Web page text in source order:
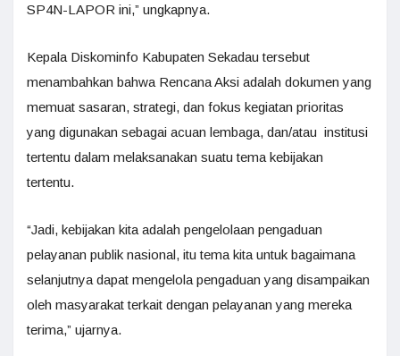
SP4N-LAPOR ini,” ungkapnya.
Kepala Diskominfo Kabupaten Sekadau tersebut
menambahkan bahwa Rencana Aksi adalah dokumen yang
memuat sasaran, strategi, dan fokus kegiatan prioritas
yang digunakan sebagai acuan lembaga, dan/atau institusi
tertentu dalam melaksanakan suatu tema kebijakan
tertentu.
“Jadi, kebijakan kita adalah pengelolaan pengaduan
pelayanan publik nasional, itu tema kita untuk bagaimana
selanjutnya dapat mengelola pengaduan yang disampaikan
oleh masyarakat terkait dengan pelayanan yang mereka
terima,” ujarnya.